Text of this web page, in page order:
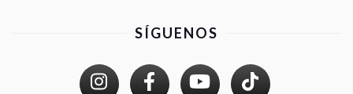
SÍGUENOS